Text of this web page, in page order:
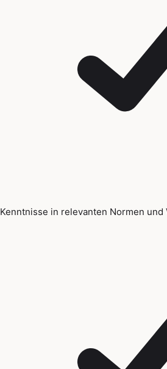
Kenntnisse in relevanten Normen und